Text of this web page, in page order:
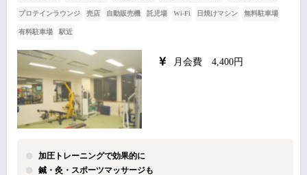
プロテインラウンジ 売店 自動販売機 託児場 Wi-Fi 日焼けマシン 無料駐車場
有料駐車場 駅近
月会費 4,400円
加圧トレーニングで効果的に
鍼・灸・スポーツマッサージも